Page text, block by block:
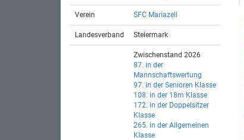
Verein SFC Mariazell
Landesverband Steiermark
Zwischenstand 2026
87. in der
Mannschaftswertung
97. in der Senioren Klasse
108. in der 18m Klasse
172. in der Doppelsitzer
Klasse
265. in der Allgemeinen
Klasse